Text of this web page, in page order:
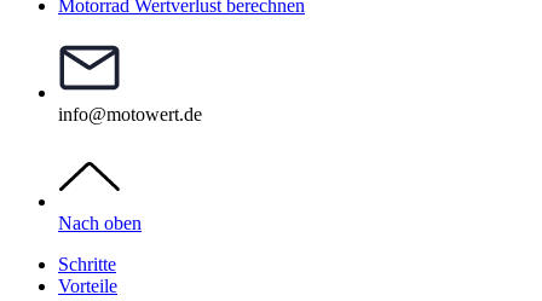
Motorrad Wertverlust berechnen
info@motowert.de
Nach oben
Schritte
Vorteile